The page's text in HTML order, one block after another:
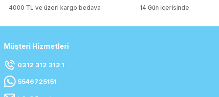
4000 TL ve üzeri kargo bedava
14 Gün içerisinde
Müşteri Hizmetleri
0312 312 312 1
5546725151